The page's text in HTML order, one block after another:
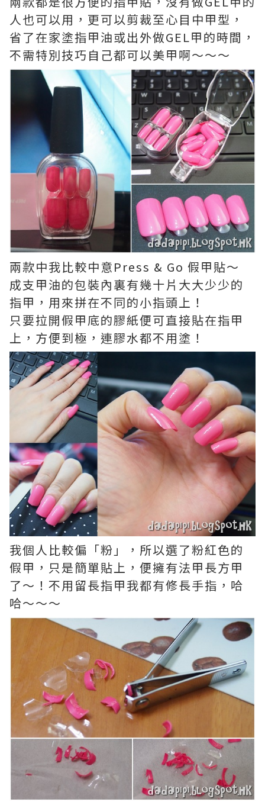
人也可以用，更可以剪裁至心目中甲型，
省了在家塗指甲油或出外做GEL甲的時間，
不需特別技巧自己都可以美甲啊～～～
兩款中我比較中意Press & Go 假甲貼～
成支甲油的包裝內裏有幾十片大大少少的
指甲，用來拼在不同的小指頭上！
只要拉開假甲底的膠紙便可直接貼在指甲
上，方便到極，連膠水都不用塗！
我個人比較偏「粉」，所以選了粉紅色的
假甲，只是簡單貼上，便擁有法甲長方甲
了～！不用留長指甲我都有修長手指，哈
哈～～～